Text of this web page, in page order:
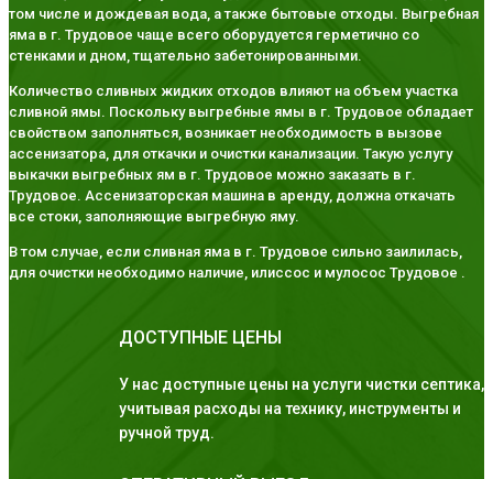
том числе и дождевая вода, а также бытовые отходы. Выгребная
яма в г. Трудовое чаще всего оборудуется герметично со
стенками и дном, тщательно забетонированными.
Количество сливных жидких отходов влияют на объем участка
сливной ямы. Поскольку выгребные ямы в г. Трудовое обладает
свойством заполняться, возникает необходимость в вызове
ассенизатора, для откачки и очистки канализации. Такую услугу
выкачки выгребных ям в г. Трудовое можно заказать в г.
Трудовое. Ассенизаторская машина в аренду, должна откачать
все стоки, заполняющие выгребную яму.
В том случае, если сливная яма в г. Трудовое сильно заилилась,
для очистки необходимо наличие, илиссос и мулосос Трудовое .
ДОСТУПНЫЕ ЦЕНЫ
У нас доступные цены на услуги чистки септика,
учитывая расходы на технику, инструменты и
ручной труд.